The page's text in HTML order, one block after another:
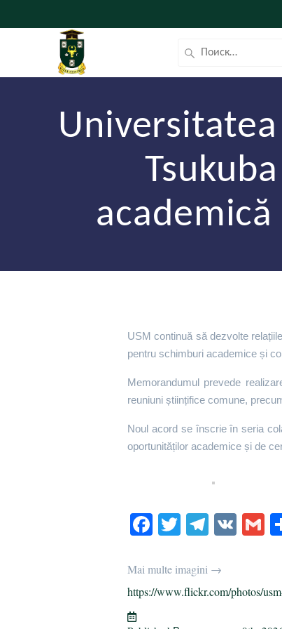
USM continuă să dezvolte
pentru schimburi academice și
Memorandumul prevede
reuniuni științifice comune,
Noul acord se înscrie în seria
oportunităților academice și de
Fa
bo
ok
T
tte
r
Te
gr
a
V G
Mai multe imagini →
https://www.flickr.com/photos/